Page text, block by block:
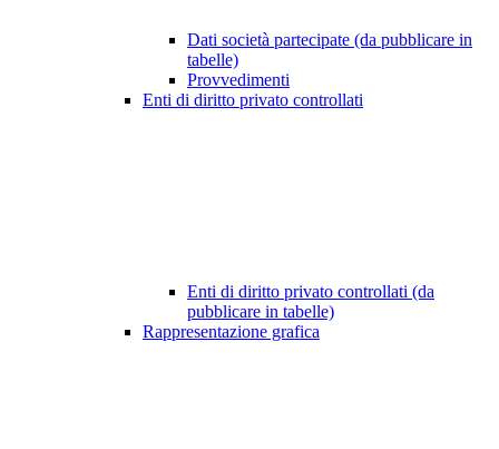
Dati società partecipate (da pubblicare in
tabelle)
Provvedimenti
Enti di diritto privato controllati
Enti di diritto privato controllati (da
pubblicare in tabelle)
Rappresentazione grafica